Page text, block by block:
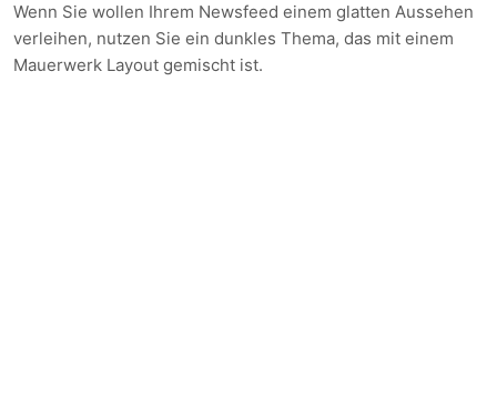
Wenn Sie wollen Ihrem Newsfeed einem glatten Aussehen
verleihen, nutzen Sie ein dunkles Thema, das mit einem
Mauerwerk Layout gemischt ist.